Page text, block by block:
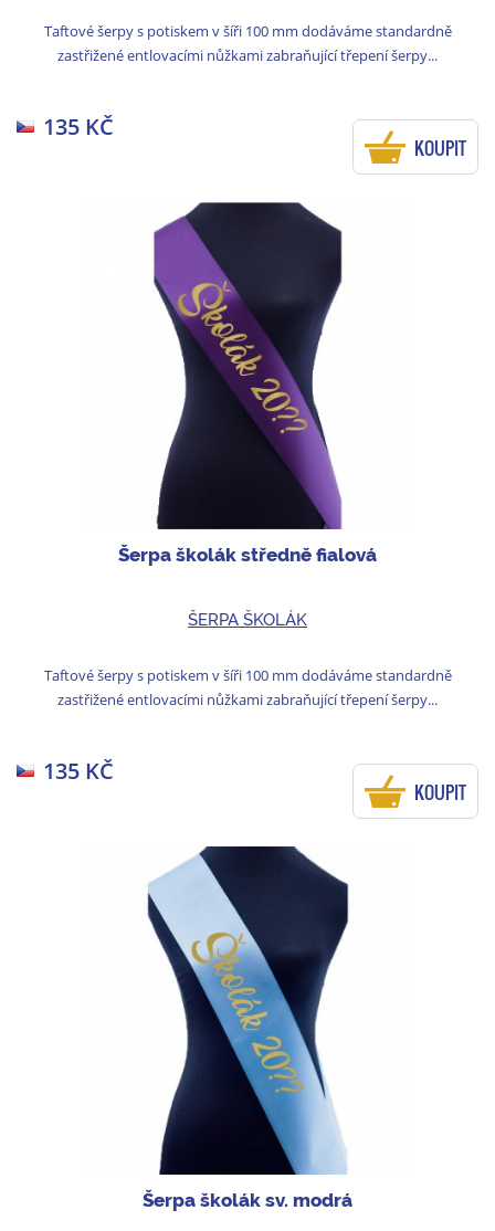
Taftové šerpy s potiskem v šíři 100 mm dodáváme standardně
zastřižené entlovacími nůžkami zabraňující třepení šerpy...
135 KČ
KOUPIT
Šerpa školák středně fialová
ŠERPA ŠKOLÁK
Taftové šerpy s potiskem v šíři 100 mm dodáváme standardně
zastřižené entlovacími nůžkami zabraňující třepení šerpy...
135 KČ
KOUPIT
Šerpa školák sv. modrá